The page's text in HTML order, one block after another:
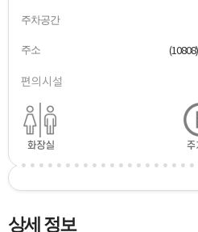
주차공간
주소
편의시설
상세 정보